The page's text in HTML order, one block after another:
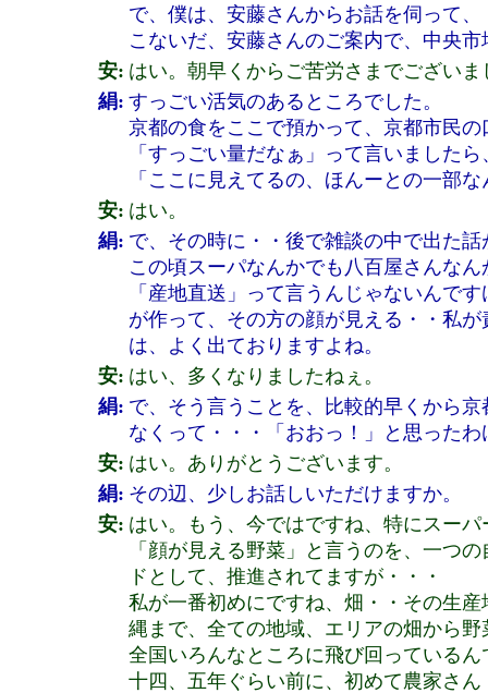
で、僕は、安藤さんからお話を伺って
こないだ、安藤さんのご案内で、中央
安: はい。朝早くからご苦労さまでございま
絹: すっごい活気のあるところでした。
京都の食をここで預かって、京都市民
「すっごい量だなぁ」って言いました
「ここに見えてるの、ほんーとの一部
安: はい。
絹: で、その時に・・後で雑談の中で出た話
この頃スーパなんかでも八百屋さんな
「産地直送」って言うんじゃないんで
が作って、その方の顔が見える・・私
は、よく出ておりますよね。
安: はい、多くなりましたねぇ。
絹: で、そう言うことを、比較的早くから
なくって・・・「おおっ！」と思ったわ
安: はい。ありがとうございます。
絹: その辺、少しお話しいただけますか。
安: はい。もう、今ではですね、特にスー
「顔が見える野菜」と言うのを、一つ
ドとして、推進されてますが・・・
私が一番初めにですね、畑・・その生
縄まで、全ての地域、エリアの畑から
全国いろんなところに飛び回っている
十四、五年ぐらい前に、初めて農家さ